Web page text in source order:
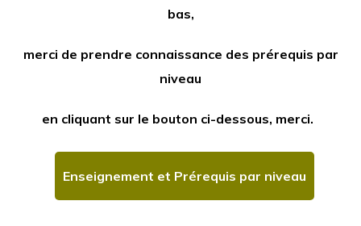
bas,
merci de prendre connaissance des prérequis par
niveau
en cliquant sur le bouton ci-dessous, merci.
Enseignement et Prérequis par niveau